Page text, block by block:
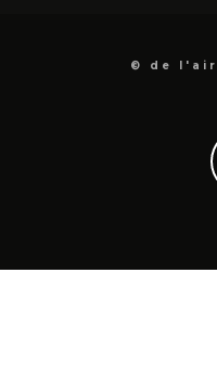
© de l'air